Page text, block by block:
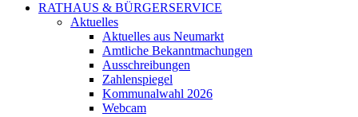
RATHAUS & BÜRGERSERVICE
Aktuelles
Aktuelles aus Neumarkt
Amtliche Bekanntmachungen
Ausschreibungen
Zahlenspiegel
Kommunalwahl 2026
Webcam